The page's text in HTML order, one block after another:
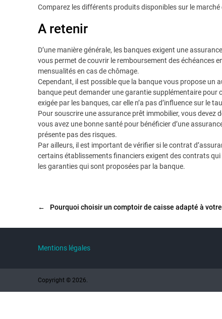
Comparez les différents produits disponibles sur le
A retenir
D’une manière générale, les banques exigent une
vous permet de couvrir le remboursement des échéances
mensualités en cas de chômage.
Cependant, il est possible que la banque vous propose un
banque peut demander une garantie supplémentaire pour
exigée par les banques, car elle n’a pas d’influence sur le
Pour souscrire une assurance prêt immobilier, vous devez
vous avez une bonne santé pour bénéficier d’une
présente pas des risques.
Par ailleurs, il est important de vérifier si le contrat
certains établissements financiers exigent des contrats
les garanties qui sont proposées par la banque.
← Pourquoi choisir un comptoir de caisse adapté à
Mentions légales
Copyright © 2026.